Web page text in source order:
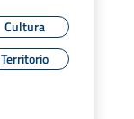
Cultura
Territorio